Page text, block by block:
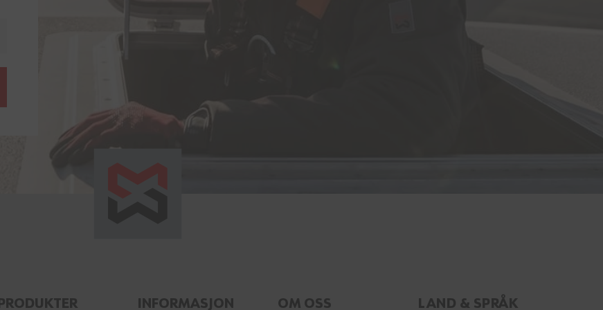
PRODUKTER INFORMASJON OM OSS LAND & SPRÅK